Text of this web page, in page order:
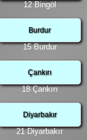
12 Bingöl
Burdur
15 Burdur
Çankırı
18 Çankırı
Diyarbakır
21 Diyarbakır